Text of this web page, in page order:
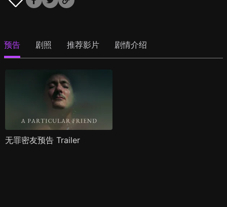
预告 剧照 推荐影片 剧情介绍
无罪密友预告 Trailer